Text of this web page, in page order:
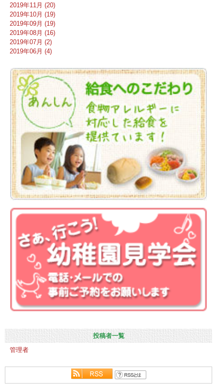
2019年11月 (20)
2019年10月 (19)
2019年09月 (19)
2019年08月 (16)
2019年07月 (2)
2019年06月 (4)
投稿者一覧
管理者